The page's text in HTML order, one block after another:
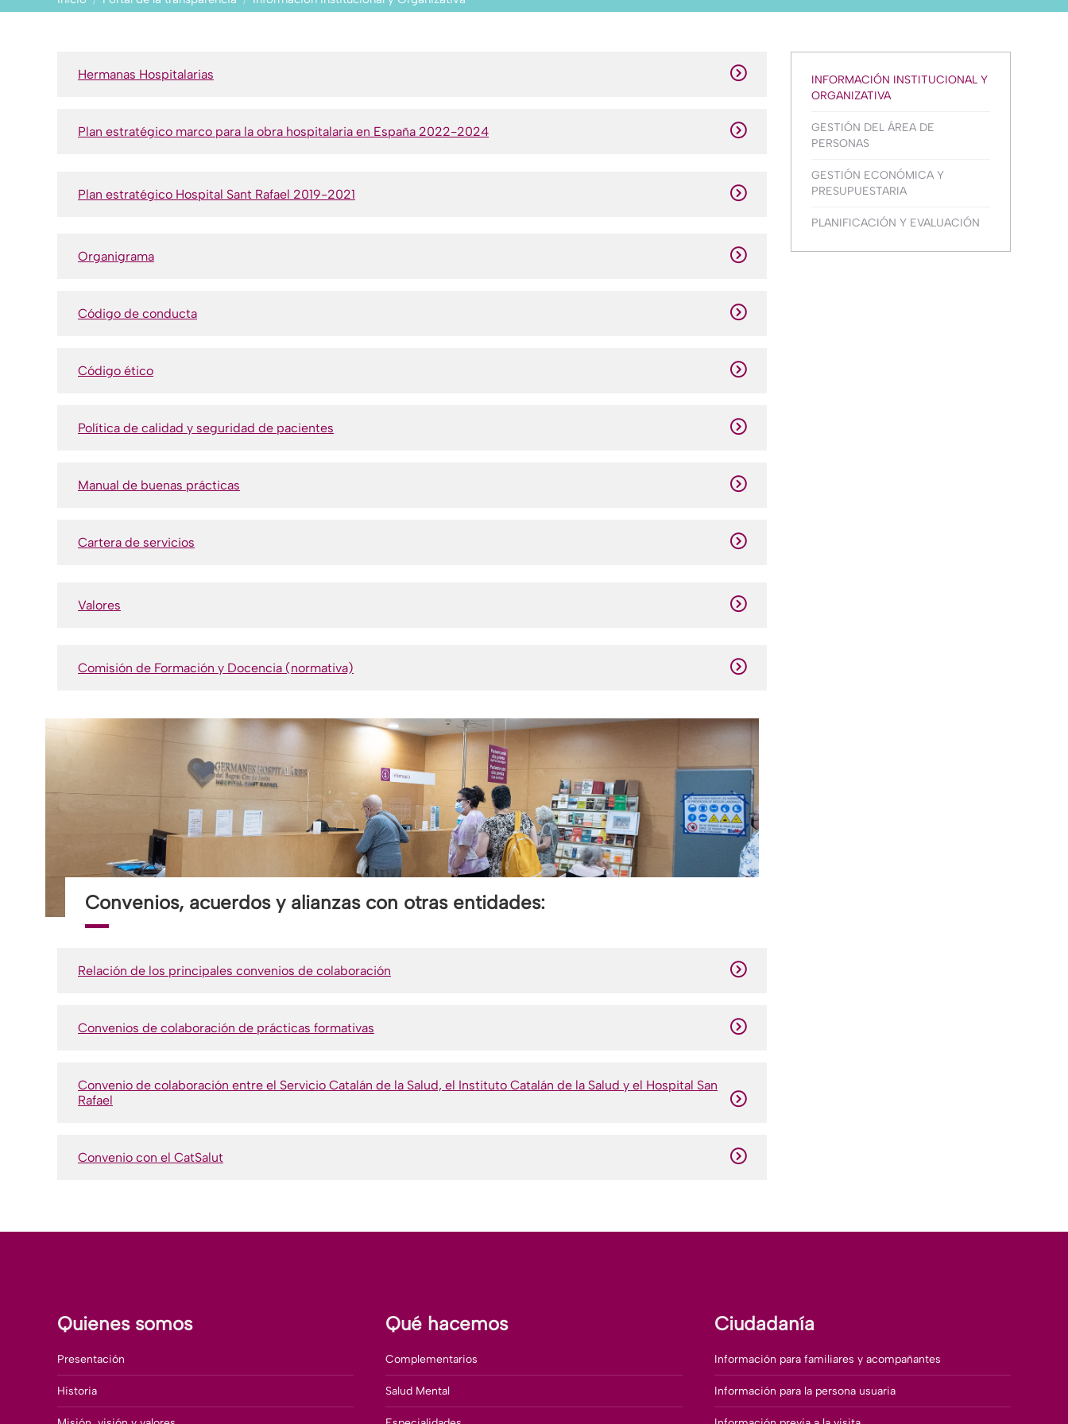
Hermanas Hospitalarias
Plan estratégico marco para la obra hospitalaria en España 2022-2024
Plan estratégico Hospital Sant Rafael 2019-2021
Organigrama
Código de conducta
Código ético
Política de calidad y seguridad de pacientes
Manual de buenas prácticas
Cartera de servicios
Valores
Comisión de Formación y Docencia (normativa)
Convenios, acuerdos y alianzas con otras entidades:
Relación de los principales convenios de colaboración
Convenios de colaboración de prácticas formativas
Convenio de colaboración entre el Servicio Catalán de la Salud, el Instituto Catalán de la Salud y el Hospital San
Rafael
Convenio con el CatSalut
INFORMACIÓN INSTITUCIONAL Y
ORGANIZATIVA
GESTIÓN DEL ÁREA DE
PERSONAS
GESTIÓN ECONÓMICA Y
PRESUPUESTARIA
PLANIFICACIÓN Y EVALUACIÓN
Quienes somos
Presentación
Historia
Qué hacemos
Complementarios
Salud Mental
Ciudadanía
Información para familiares y acompañantes
Información para la persona usuaria